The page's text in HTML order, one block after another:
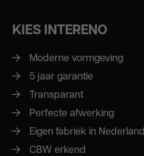
KIES INTERENO
Moderne vormgeving
5 jaar garantie
Transparant
Perfecte afwerking
Eigen fabriek in Nederland
CBW erkend